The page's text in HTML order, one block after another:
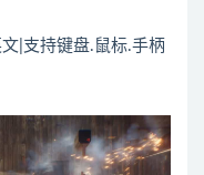
|支持键盘.鼠标.手柄